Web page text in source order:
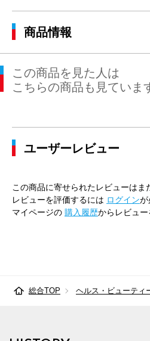
商品情報
この商品を見た人は
こちらの商品も見ていま
ユーザーレビュー
この商品に寄せられたレビューはま
レビューを評価するには ログインが
マイページの 購入履歴からレビュー
総合TOP ヘルス・ビューティ